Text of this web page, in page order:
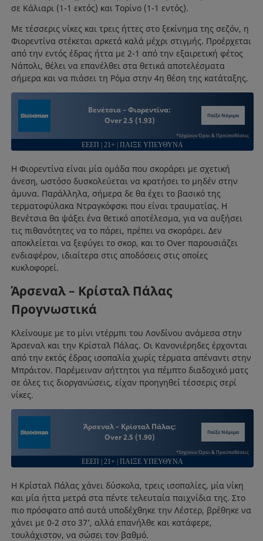
σε Κάλιαρι (1-1 εκτός) και Τορίνο (1-1 εντός).
Με τέσσερις νίκες και τρεις ήττες στο ξεκίνημα της σεζόν, η
Φιορεντίνα στέκεται αρκετά καλά μέχρι στιγμής. Προέρχεται
από την εντός έδρας ήττα με 2-1 από την εξαιρετική φέτος
Νάπολι, θέλει να επανέλθει στα θετικά αποτελέσματα
σήμερα και να πιάσει τη Ρόμα στην 4η θέση της κατάταξης.
Βενέτσια – Φιορεντίνα:
Over 2.5 (1.93)
Παίξε Νόμιμα
*Ισχύουν Όροι & Προϋποθέσεις
ΕΕΕΠ | 21+ | ΠΑΙΞΕ ΥΠΕΥΘΥΝΑ
Η Φιορεντίνα είναι μία ομάδα που σκοράρει με σχετική
άνεση, ωστόσο δυσκολεύεται να κρατήσει το μηδέν στην
άμυνα. Παράλληλα, σήμερα δε θα έχει το βασικό της
τερματοφύλακα Ντραγκόφσκι που είναι τραυματίας. Η
Βενέτσια θα ψάξει ένα θετικό αποτέλεσμα, για να αυξήσει
τις πιθανότητες να το πάρει, πρέπει να σκοράρει. Δεν
αποκλείεται να ξεφύγει το σκορ, και το Over παρουσιάζει
ενδιαφέρον, ιδιαίτερα στις αποδόσεις στις οποίες
κυκλοφορεί.
Άρσεναλ – Κρίσταλ Πάλας
Προγνωστικά
Κλείνουμε με το μίνι ντέρμπι του Λονδίνου ανάμεσα στην
Άρσεναλ και την Κρίσταλ Πάλας. Οι Κανονιέρηδες έρχονται
από την εκτός έδρας ισοπαλία χωρίς τέρματα απέναντι στην
Μπράιτον. Παρέμειναν αήττητοι για πέμπτο διαδοχικό ματς
σε όλες τις διοργανώσεις, είχαν προηγηθεί τέσσερις σερί
νίκες.
Άρσεναλ – Κρίσταλ Πάλας:
Over 2.5 (1.90)
Παίξε Νόμιμα
*Ισχύουν Όροι & Προϋποθέσεις
ΕΕΕΠ | 21+ | ΠΑΙΞΕ ΥΠΕΥΘΥΝΑ
Η Κρίσταλ Πάλας χάνει δύσκολα, τρεις ισοπαλίες, μία νίκη
και μία ήττα μετρά στα πέντε τελευταία παιχνίδια της. Στο
πιο πρόσφατο από αυτά υποδέχθηκε την Λέστερ, βρέθηκε να
χάνει με 0-2 στο 37’, αλλά επανήλθε και κατάφερε,
τουλάχιστον, να σώσει τον βαθμό.